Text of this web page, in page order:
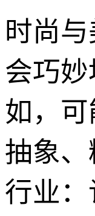
时尚
会巧
如，
抽象
行业